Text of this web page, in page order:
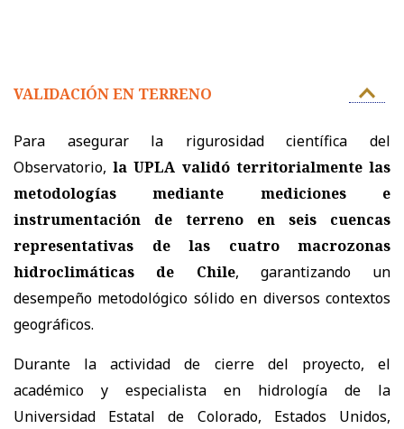
VALIDACIÓN EN TERRENO
Para asegurar la rigurosidad científica del
Observatorio, la UPLA validó territorialmente las
metodologías mediante mediciones e
instrumentación de terreno en seis cuencas
representativas de las cuatro macrozonas
hidroclimáticas de Chile, garantizando un
desempeño metodológico sólido en diversos contextos
geográficos.
Durante la actividad de cierre del proyecto, el
académico y especialista en hidrología de la
Universidad Estatal de Colorado, Estados Unidos,